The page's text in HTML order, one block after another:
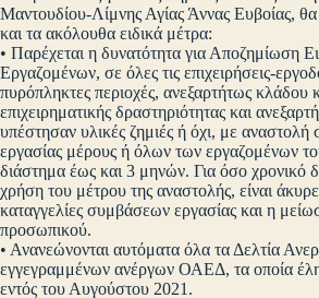
Μαντουδίου-Λίμνης Αγίας Άννας Ευβοίας,
και τα ακόλουθα ειδικά μέτρα:
• Παρέχεται η δυνατότητα για Αποζημίωση
Εργαζομένων, σε όλες τις επιχειρήσεις-
πυρόπληκτες περιοχές, ανεξαρτήτως κλάδου
επιχειρηματικής δραστηριότητας και
υπέστησαν υλικές ζημιές ή όχι, με αναστολή
εργασίας μέρους ή όλων των εργαζομένων
διάστημα έως και 3 μηνών. Για όσο χρονικό
χρήση του μέτρου της αναστολής, είναι
καταγγελίες συμβάσεων εργασίας και η
προσωπικού.
• Ανανεώνονται αυτόματα όλα τα Δελτία
εγγεγραμμένων ανέργων ΟΑΕΔ, τα οποία
εντός του Αυγούστου 2021.